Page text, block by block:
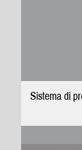
Sistema di